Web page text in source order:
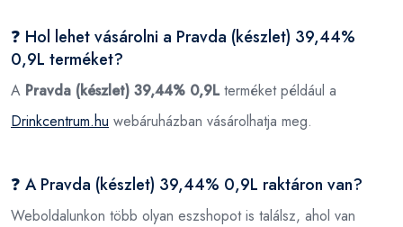
❓ Hol lehet vásárolni a Pravda (készlet) 39,44%
0,9L terméket?
A Pravda (készlet) 39,44% 0,9Lterméket például a
Drinkcentrum.hu webáruházban vásárolhatja meg.
❓ A Pravda (készlet) 39,44% 0,9L raktáron van?
Weboldalunkon több olyan eszshopot is találsz, ahol van